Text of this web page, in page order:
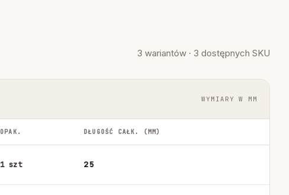
3 wariantów · 3 dostępnych SKU
WYMIARY W MM
OPAK. DŁUGOŚĆ CAŁK. (MM)
1 szt 25